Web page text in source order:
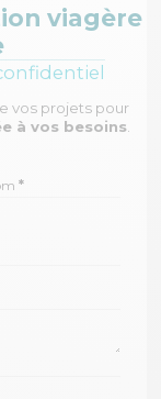
viagère
vos projets pour
à vos besoins.
*